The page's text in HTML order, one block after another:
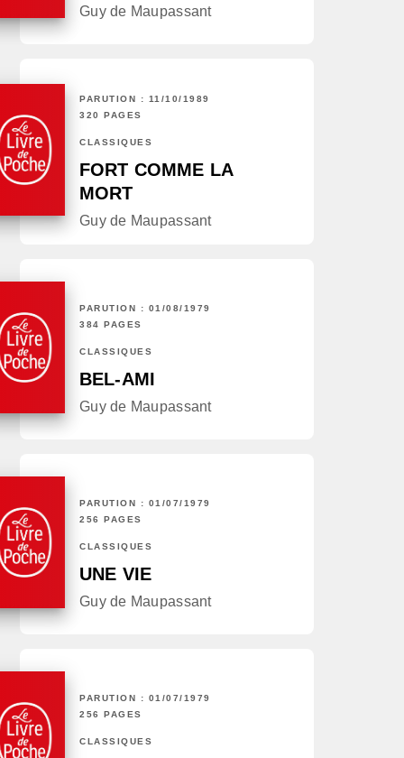
Guy de Maupassant
PARUTION : 11/10/1989
320 PAGES
CLASSIQUES
FORT COMME LA
MORT
Guy de Maupassant
PARUTION : 01/08/1979
384 PAGES
CLASSIQUES
BEL-AMI
Guy de Maupassant
PARUTION : 01/07/1979
256 PAGES
CLASSIQUES
UNE VIE
Guy de Maupassant
PARUTION : 01/07/1979
256 PAGES
CLASSIQUES